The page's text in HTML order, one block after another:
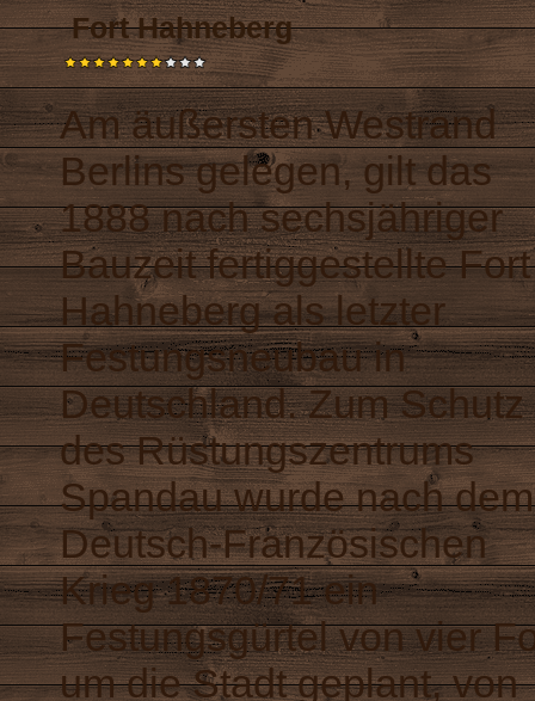
Fort Hahneberg
Am äußersten Westrand
Berlins gelegen, gilt das
1888 nach sechsjähriger
Bauzeit fertiggestellte Fort
Hahneberg als letzter
Festungsneubau in
Deutschland. Zum Schutz
des Rüstungszentrums
Spandau wurde nach dem
Deutsch-Französischen
Krieg 1870/71 ein
Festungsgürtel von vier
um die Stadt geplant, von